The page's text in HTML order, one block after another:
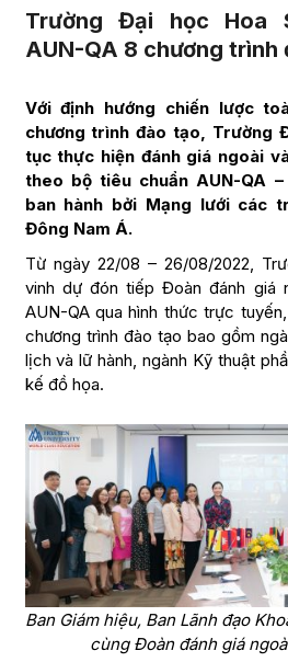
Trường Đại học Hoa
AUN-QA 8 chương trình
Với định hướng chiến lược
chương trình đào tạo, Trường
tục thực hiện đánh giá ngoài
theo bộ tiêu chuẩn AUN-QA
ban hành bởi Mạng lưới các
Đông Nam Á.
Từ ngày 22/08 – 26/08/2022,
vinh dự đón tiếp Đoàn đánh giá
AUN-QA qua hình thức trực
chương trình đào tạo bao gồm
lịch và lữ hành, ngành Kỹ thuật
kế đồ họa.
Ban Giám hiệu, Ban Lãnh đạo
cùng Đoàn đánh giá